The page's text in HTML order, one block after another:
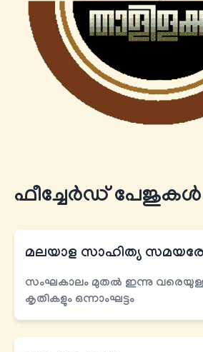
ഫീച്ചേര്‍ഡ് പേജുകൾ
മലയാള സാഹിത്യ
സംഘകാലം മുതല്‍ ഇന്നു
കൃതികളും ഒന്നാംഘട്ടം